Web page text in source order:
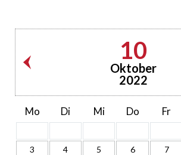
10
Oktober
2022
Mo Di Mi Do Fr
3
4 5 6 7